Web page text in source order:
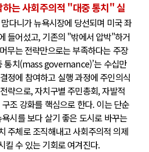
하는 사회주의적 "대중 통치" 실
다니가 뉴욕시장에 당선되며 미국 좌
들어섰고, 기존의 "밖에서 압박"하거
무는 전략만으로는 부족하다는 주장
통치(mass governance)’는 수십만
정에 참여하고 실행 과정에 주인의식
략으로, 자치구별 주민총회, 자발적
조 강화를 핵심으로 한다. 이는 단순
시를 보다 살기 좋은 도시로 바꾸는
주체로 조직해내고 사회주의적 의제
킬 수 있는 기회로 여겨진다.